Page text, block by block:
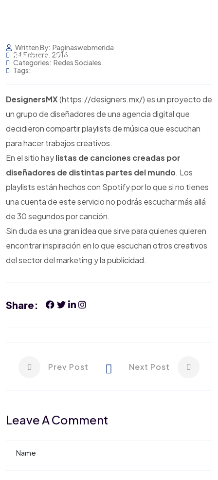
Permisos Y Avisos Cofepris
Written By: Paginaswebmerida
24 Febrero, 2016
Categories: Redes Sociales
Tags:
DesignersMX(https://designers.mx/) es un proyecto de
un grupo de diseñadores de una agencia digital que
decidieron compartir playlists de música que escuchan
para hacer trabajos creativos.
En el sitio haylistas de canciones creadas por
diseñadores de distintas partes del mundo. Los
playlists están hechos con Spotify por lo que si no tienes
una cuenta de este servicio no podrás escuchar más allá
de 30 segundos por canción.
Sin duda es una gran idea que sirve para quienes quieren
encontrar inspiración en lo que escuchan otros creativos
del sector del marketing y la publicidad.
Share:
Prev Post Next Post
Leave A Comment